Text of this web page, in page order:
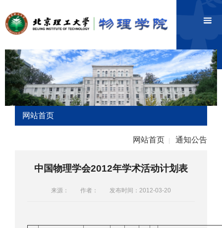
网站首页
网站首页 通知公告
中国物理学会2012年学术活动计划表
来源： 作者： 发布时间：2012-03-20